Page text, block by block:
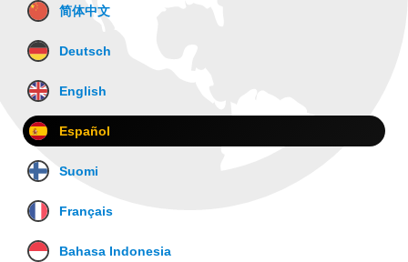
简体中文
Deutsch
English
Español
Suomi
Français
Bahasa Indonesia